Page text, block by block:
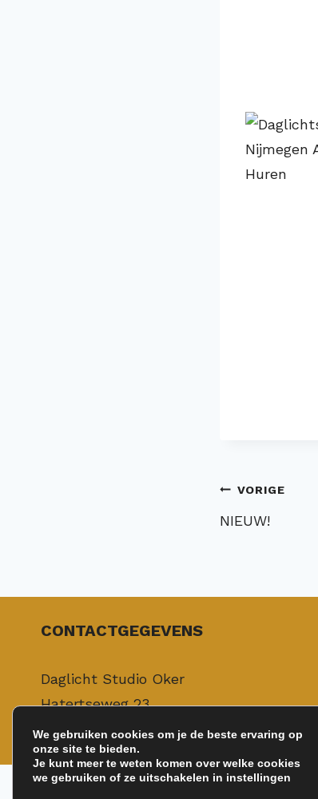
Bericht
navigatie
VORIGE
NIEUW!
CONTACTGEGEVENS
Daglicht Studio Oker
Hatertseweg 23
6533 AB Nijmegen
We gebruiken cookies om je de beste ervaring op
onze site te bieden.
Je kunt meer te weten komen over welke cookies
we gebruiken of ze uitschakelen in instellingen